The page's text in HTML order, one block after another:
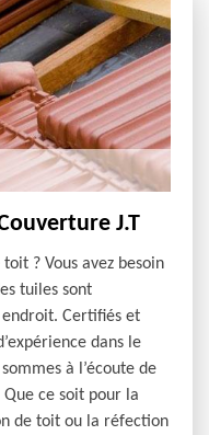
J.T
? Vous avez besoin
tuiles sont
endroit. Certifiés et
dans le
à l’écoute de
ce soit pour la
de toit ou la réfection